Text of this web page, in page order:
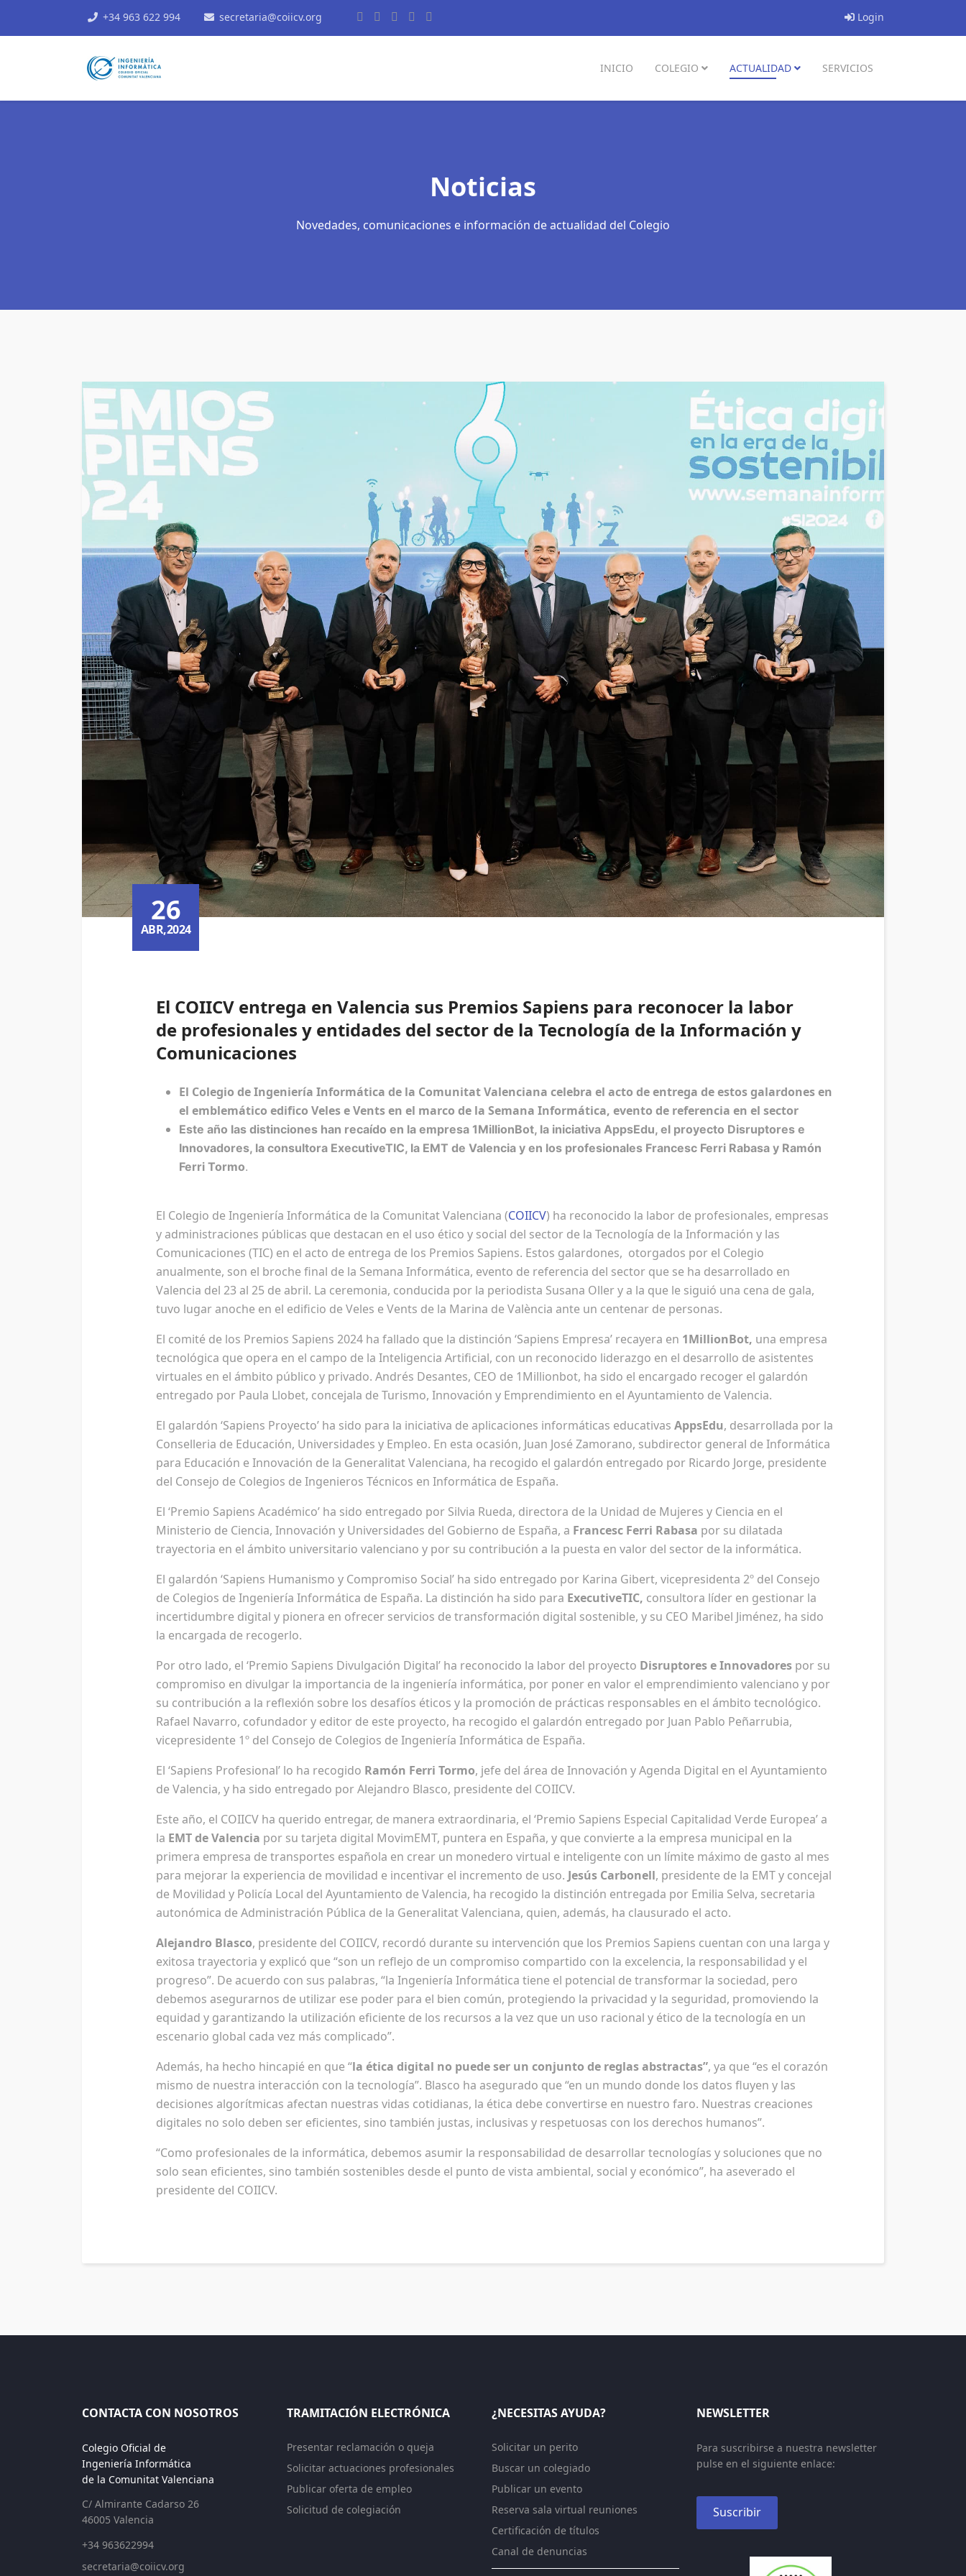
+34 963 622 994 secretaria@coiicv.org Login
INICIO COLEGIO ACTUALIDAD SERVICIOS
Noticias
Novedades, comunicaciones e información de actualidad del Colegio
26
ABR,2024
El COIICV entrega en Valencia sus Premios Sapiens para reconocer la labor
de profesionales y entidades del sector de la Tecnología de la Información y
Comunicaciones
El Colegio de Ingeniería Informática de la Comunitat Valenciana celebra el acto de entrega de estos galardones en
el emblemático edifico Veles e Vents en el marco de la Semana Informática, evento de referencia en el sector
Este año las distinciones han recaído en la empresa 1MillionBot, la iniciativa AppsEdu, el proyecto Disruptores e
Innovadores, la consultora ExecutiveTIC, la EMT de Valencia y en los profesionales Francesc Ferri Rabasa y Ramón
Ferri Tormo.
El Colegio de Ingeniería Informática de la Comunitat Valenciana (COIICV) ha reconocido la labor de profesionales, empresas
y administraciones públicas que destacan en el uso ético y social del sector de la Tecnología de la Información y las
Comunicaciones (TIC) en el acto de entrega de los Premios Sapiens. Estos galardones, otorgados por el Colegio
anualmente, son el broche final de la Semana Informática, evento de referencia del sector que se ha desarrollado en
Valencia del 23 al 25 de abril. La ceremonia, conducida por la periodista Susana Oller y a la que le siguió una cena de gala,
tuvo lugar anoche en el edificio de Veles e Vents de la Marina de València ante un centenar de personas.
El comité de los Premios Sapiens 2024 ha fallado que la distinción ‘Sapiens Empresa’ recayera en 1MillionBot, una empresa
tecnológica que opera en el campo de la Inteligencia Artificial, con un reconocido liderazgo en el desarrollo de asistentes
virtuales en el ámbito público y privado. Andrés Desantes, CEO de 1Millionbot, ha sido el encargado recoger el galardón
entregado por Paula Llobet, concejala de Turismo, Innovación y Emprendimiento en el Ayuntamiento de Valencia.
El galardón ‘Sapiens Proyecto’ ha sido para la iniciativa de aplicaciones informáticas educativas AppsEdu, desarrollada por la
Conselleria de Educación, Universidades y Empleo. En esta ocasión, Juan José Zamorano, subdirector general de Informática
para Educación e Innovación de la Generalitat Valenciana, ha recogido el galardón entregado por Ricardo Jorge, presidente
del Consejo de Colegios de Ingenieros Técnicos en Informática de España.
El ‘Premio Sapiens Académico’ ha sido entregado por Silvia Rueda, directora de la Unidad de Mujeres y Ciencia en el
Ministerio de Ciencia, Innovación y Universidades del Gobierno de España, a Francesc Ferri Rabasa por su dilatada
trayectoria en el ámbito universitario valenciano y por su contribución a la puesta en valor del sector de la informática.
El galardón ‘Sapiens Humanismo y Compromiso Social’ ha sido entregado por Karina Gibert, vicepresidenta 2º del Consejo
de Colegios de Ingeniería Informática de España. La distinción ha sido para ExecutiveTIC, consultora líder en gestionar la
incertidumbre digital y pionera en ofrecer servicios de transformación digital sostenible, y su CEO Maribel Jiménez, ha sido
la encargada de recogerlo.
Por otro lado, el ‘Premio Sapiens Divulgación Digital’ ha reconocido la labor del proyecto Disruptores e Innovadores por su
compromiso en divulgar la importancia de la ingeniería informática, por poner en valor el emprendimiento valenciano y por
su contribución a la reflexión sobre los desafíos éticos y la promoción de prácticas responsables en el ámbito tecnológico.
Rafael Navarro, cofundador y editor de este proyecto, ha recogido el galardón entregado por Juan Pablo Peñarrubia,
vicepresidente 1º del Consejo de Colegios de Ingeniería Informática de España.
El ‘Sapiens Profesional’ lo ha recogido Ramón Ferri Tormo, jefe del área de Innovación y Agenda Digital en el Ayuntamiento
de Valencia, y ha sido entregado por Alejandro Blasco, presidente del COIICV.
Este año, el COIICV ha querido entregar, de manera extraordinaria, el ‘Premio Sapiens Especial Capitalidad Verde Europea’ a
la EMT de Valencia por su tarjeta digital MovimEMT, puntera en España, y que convierte a la empresa municipal en la
primera empresa de transportes española en crear un monedero virtual e inteligente con un límite máximo de gasto al mes
para mejorar la experiencia de movilidad e incentivar el incremento de uso. Jesús Carbonell, presidente de la EMT y concejal
de Movilidad y Policía Local del Ayuntamiento de Valencia, ha recogido la distinción entregada por Emilia Selva, secretaria
autonómica de Administración Pública de la Generalitat Valenciana, quien, además, ha clausurado el acto.
Alejandro Blasco, presidente del COIICV, recordó durante su intervención que los Premios Sapiens cuentan con una larga y
exitosa trayectoria y explicó que “son un reflejo de un compromiso compartido con la excelencia, la responsabilidad y el
progreso”. De acuerdo con sus palabras, “la Ingeniería Informática tiene el potencial de transformar la sociedad, pero
debemos asegurarnos de utilizar ese poder para el bien común, protegiendo la privacidad y la seguridad, promoviendo la
equidad y garantizando la utilización eficiente de los recursos a la vez que un uso racional y ético de la tecnología en un
escenario global cada vez más complicado”.
Además, ha hecho hincapié en que “la ética digital no puede ser un conjunto de reglas abstractas”, ya que “es el corazón
mismo de nuestra interacción con la tecnología”. Blasco ha asegurado que “en un mundo donde los datos fluyen y las
decisiones algorítmicas afectan nuestras vidas cotidianas, la ética debe convertirse en nuestro faro. Nuestras creaciones
digitales no solo deben ser eficientes, sino también justas, inclusivas y respetuosas con los derechos humanos”.
“Como profesionales de la informática, debemos asumir la responsabilidad de desarrollar tecnologías y soluciones que no
solo sean eficientes, sino también sostenibles desde el punto de vista ambiental, social y económico”, ha aseverado el
presidente del COIICV.
CONTACTA CON NOSOTROS
Colegio Oficial de
Ingeniería Informática
de la Comunitat Valenciana
C/ Almirante Cadarso 26
46005 Valencia
+34 963622994
secretaria@coiicv.org
TRAMITACIÓN ELECTRÓNICA
Presentar reclamación o queja
Solicitar actuaciones profesionales
Publicar oferta de empleo
Solicitud de colegiación
¿NECESITAS AYUDA?
Solicitar un perito
Buscar un colegiado
Publicar un evento
Reserva sala virtual reuniones
Certificación de títulos
Canal de denuncias
NEWSLETTER
Para suscribirse a nuestra newsletter
pulse en el siguiente enlace:
Suscribir